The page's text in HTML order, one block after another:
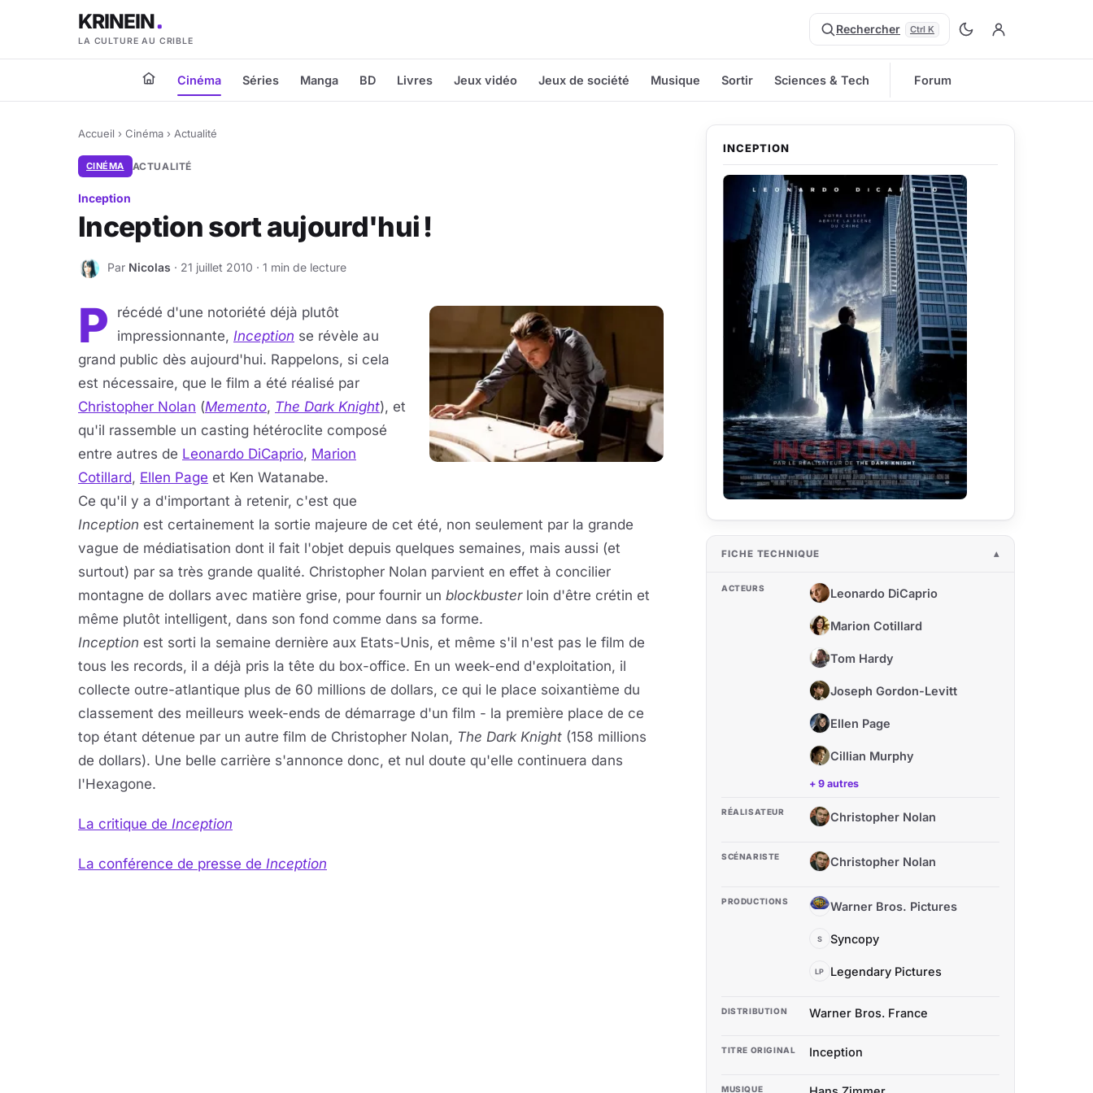
KRINEIN
LA CULTURE AU CRIBLE
Rechercher Ctrl K
Cinéma Séries Manga BD Livres Jeux vidéo Jeux de société Musique Sortir Sciences & Tech Forum
Accueil › Cinéma › Actualité
CINÉMA ACTUALITÉ
Inception
Inception sort aujourd'hui !
N Par Nicolas · 21 juillet 2010 · 1 min de lecture
P
récédé d'une notoriété déjà plutôt
impressionnante, Inception se révèle au
grand public dès aujourd'hui. Rappelons, si cela
est nécessaire, que le film a été réalisé par
Christopher Nolan (Memento, The Dark Knight), et
qu'il rassemble un casting hétéroclite composé
entre autres de Leonardo DiCaprio, Marion
Cotillard, Ellen Page et Ken Watanabe.
Ce qu'il y a d'important à retenir, c'est que
Inception est certainement la sortie majeure de cet été, non seulement par la grande
vague de médiatisation dont il fait l'objet depuis quelques semaines, mais aussi (et
surtout) par sa très grande qualité. Christopher Nolan parvient en effet à concilier
montagne de dollars avec matière grise, pour fournir un blockbusterloin d'être crétin et
même plutôt intelligent, dans son fond comme dans sa forme.
Inception est sorti la semaine dernière aux Etats-Unis, et même s'il n'est pas le film de
tous les records, il a déjà pris la tête du box-office. En un week-end d'exploitation, il
collecte outre-atlantique plus de 60 millions de dollars, ce qui le place soixantième du
classement des meilleurs week-ends de démarrage d'un film - la première place de ce
top étant détenue par un autre film de Christopher Nolan, The Dark Knight (158 millions
de dollars). Une belle carrière s'annonce donc, et nul doute qu'elle continuera dans
l'Hexagone.
La critique de Inception
La conférence de presse de Inception
INCEPTION
FICHE TECHNIQUE
ACTEURS LD Leonardo DiCaprio
MC Marion Cotillard
TH Tom Hardy
JG Joseph Gordon-Levitt
EP Ellen Page
CM Cillian Murphy
+ 9 autres
RÉALISATEUR CN Christopher Nolan
SCÉNARISTE CN Christopher Nolan
PRODUCTIONS WB Warner Bros. Pictures
S Syncopy
LP Legendary Pictures
DISTRIBUTION Warner Bros. France
TITRE ORIGINAL Inception
MUSIQUE